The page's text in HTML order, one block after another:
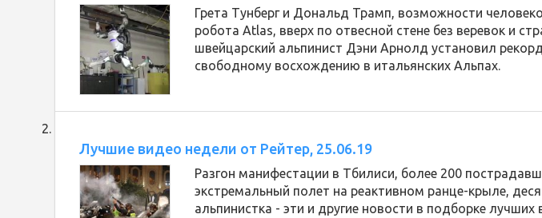
Грета Тунберг и Дональд Трамп, возможности
робота Atlas, вверх по отвесной стене без веревок и
швейцарский альпинист Дэни Арнолд установил
свободному восхождению в итальянских Альпах.
Лучшие видео недели от Рейтер, 25.06.19
Разгон манифестации в Тбилиси, более 200
экстремальный полет на реактивном ранце-крыле,
альпинистка - эти и другие новости в подборке лучших